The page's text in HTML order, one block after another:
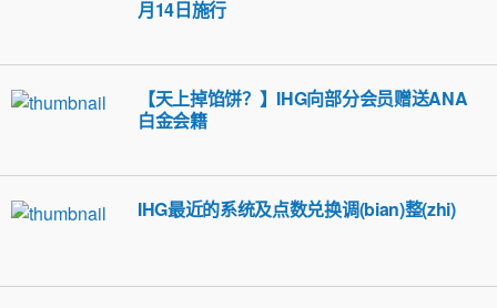
月14日施行
【天上掉馅饼？】IHG向部分会员赠送ANA
白金会籍
IHG最近的系统及点数兑换调(bian)整(zhi)